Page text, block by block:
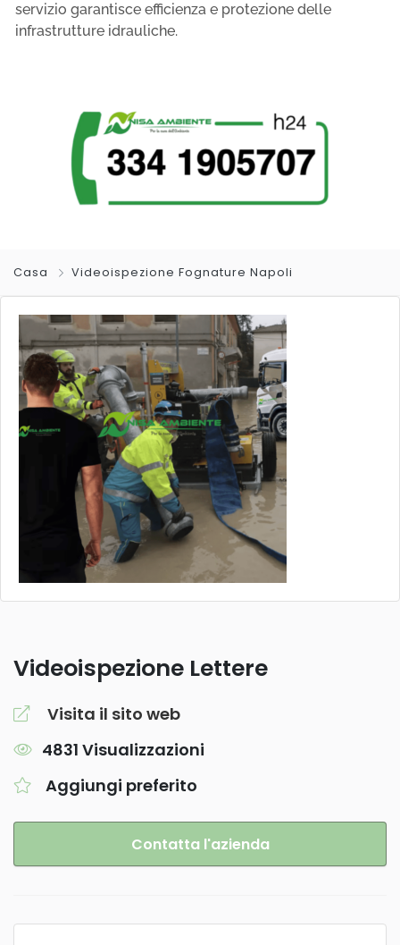
servizio garantisce efficienza e protezione delle
infrastrutture idrauliche.
Casa Videoispezione Fognature Napoli
Videoispezione Lettere
Visita il sito web
4831 Visualizzazioni
Aggiungi preferito
Contatta l'azienda